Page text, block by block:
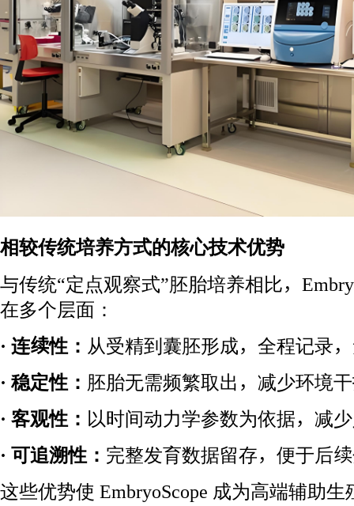
相较传统培养方式的核心技术优势
与传统“定点观察式”胚胎培养相比，
在多个层面：
· 连续性： 从受精到囊胚形成，全程记录
· 稳定性： 胚胎无需频繁取出，减少环境
· 客观性： 以时间动力学参数为依据，减
· 可追溯性： 完整发育数据留存，便于后
这些优势使 EmbryoScope 成为高端辅助